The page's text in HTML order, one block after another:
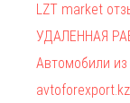
LZT market
УДАЛЕННАЯ
Автомобили